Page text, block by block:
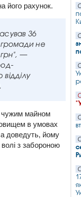
його рахунок.
36
не
грн", —
чужим майном
в умовах
доведуть, йому
з забороною